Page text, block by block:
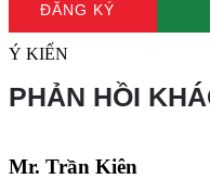
ĐĂNG KÝ
Ý KIẾN
PHẢN HỒI
Mr. Trần Kiên